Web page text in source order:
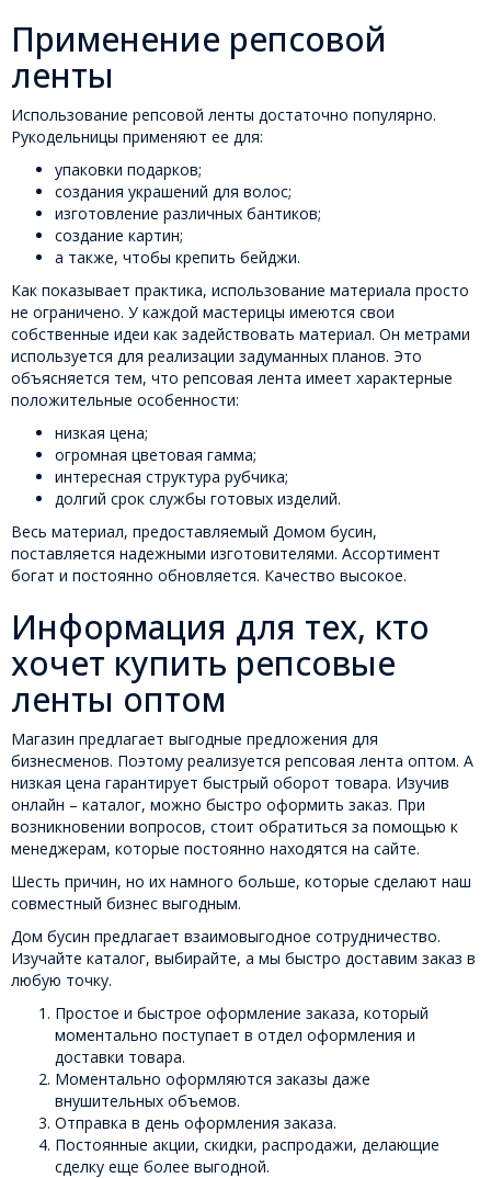
Применение репсовой
ленты
Использование репсовой ленты достаточно популярно.
Рукодельницы применяют ее для:
упаковки подарков;
создания украшений для волос;
изготовление различных бантиков;
создание картин;
а также, чтобы крепить бейджи.
Как показывает практика, использование материала просто
не ограничено. У каждой мастерицы имеются свои
собственные идеи как задействовать материал. Он метрами
используется для реализации задуманных планов. Это
объясняется тем, что репсовая лента имеет характерные
положительные особенности:
низкая цена;
огромная цветовая гамма;
интересная структура рубчика;
долгий срок службы готовых изделий.
Весь материал, предоставляемый Домом бусин,
поставляется надежными изготовителями. Ассортимент
богат и постоянно обновляется. Качество высокое.
Информация для тех, кто
хочет купить репсовые
ленты оптом
Магазин предлагает выгодные предложения для
бизнесменов. Поэтому реализуется репсовая лента оптом. А
низкая цена гарантирует быстрый оборот товара. Изучив
онлайн – каталог, можно быстро оформить заказ. При
возникновении вопросов, стоит обратиться за помощью к
менеджерам, которые постоянно находятся на сайте.
Шесть причин, но их намного больше, которые сделают наш
совместный бизнес выгодным.
Дом бусин предлагает взаимовыгодное сотрудничество.
Изучайте каталог, выбирайте, а мы быстро доставим заказ в
любую точку.
Простое и быстрое оформление заказа, который
моментально поступает в отдел оформления и
доставки товара.
Моментально оформляются заказы даже
внушительных объемов.
Отправка в день оформления заказа.
Постоянные акции, скидки, распродажи, делающие
сделку еще более выгодной.